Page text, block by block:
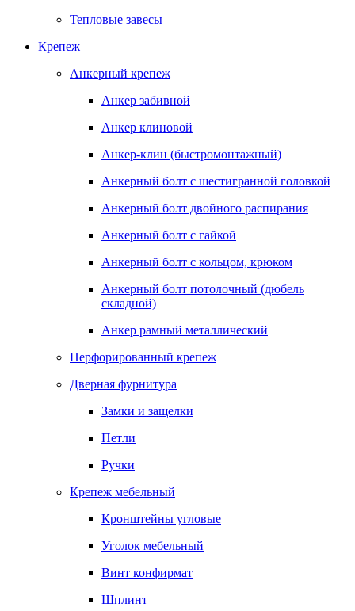
Тепловые завесы
Крепеж
Анкерный крепеж
Анкер забивной
Анкер клиновой
Анкер-клин (быстромонтажный)
Анкерный болт с шестигранной головкой
Анкерный болт двойного распирания
Анкерный болт с гайкой
Анкерный болт с кольцом, крюком
Анкерный болт потолочный (дюбель
складной)
Анкер рамный металлический
Перфорированный крепеж
Дверная фурнитура
Замки и защелки
Петли
Ручки
Крепеж мебельный
Кронштейны угловые
Уголок мебельный
Винт конфирмат
Шплинт